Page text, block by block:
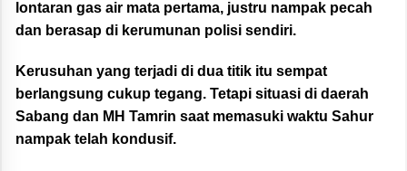
lontaran gas air mata pertama, justru nampak pecah
dan berasap di kerumunan polisi sendiri.
Kerusuhan yang terjadi di dua titik itu sempat
berlangsung cukup tegang. Tetapi situasi di daerah
Sabang dan MH Tamrin saat memasuki waktu Sahur
nampak telah kondusif.